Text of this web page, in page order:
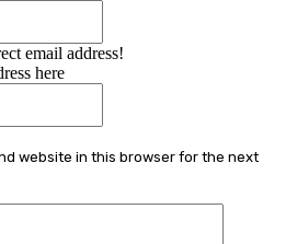
email address!
here
website in this browser for the next